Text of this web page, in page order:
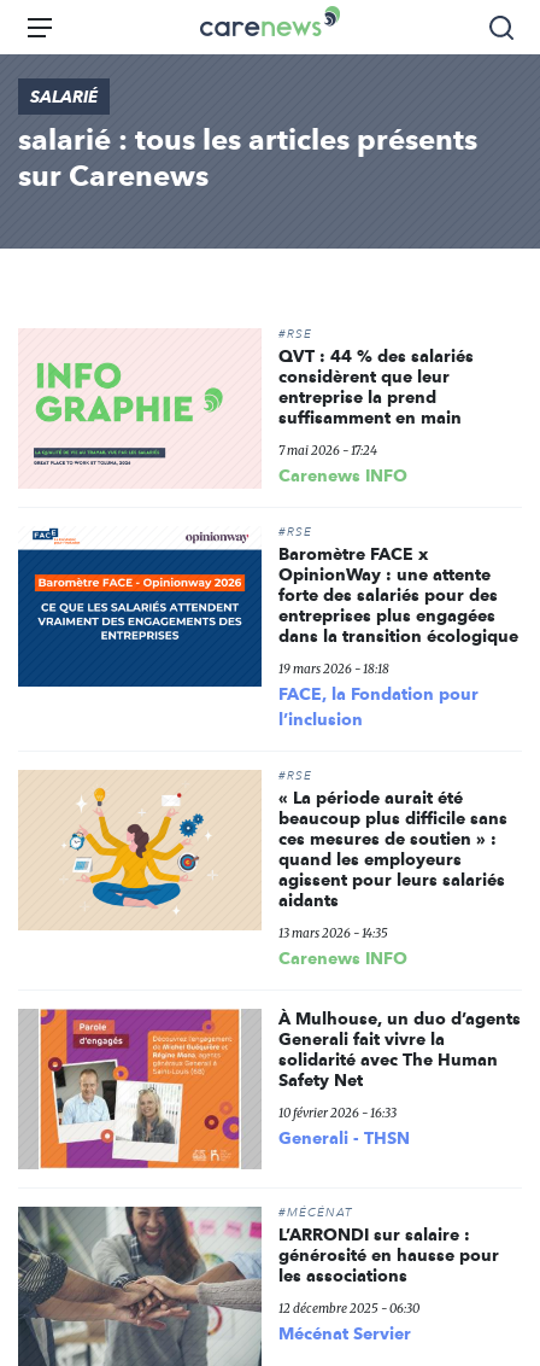
Aller
principal
Carenews,
Le
acteurs
l'engagement
Menu
SALARIÉ
salarié : tous les articles présents
sur Carenews
#RSE
QVT : 44 % des salariés
considèrent que leur
entreprise la prend
suffisamment en main
7 mai 2026 - 17:24
Carenews INFO
#RSE
Baromètre FACE x
OpinionWay : une attente
forte des salariés pour des
entreprises plus engagées
dans la transition écologique
19 mars 2026 - 18:18
FACE, la Fondation pour
l’inclusion
#RSE
« La période aurait été
beaucoup plus difficile sans
ces mesures de soutien » :
quand les employeurs
agissent pour leurs salariés
aidants
13 mars 2026 - 14:35
Carenews INFO
À Mulhouse, un duo d’agents
Generali fait vivre la
solidarité avec The Human
Safety Net
10 février 2026 - 16:33
Generali - THSN
#MÉCÉNAT
L’ARRONDI sur salaire :
générosité en hausse pour
les associations
12 décembre 2025 - 06:30
Mécénat Servier